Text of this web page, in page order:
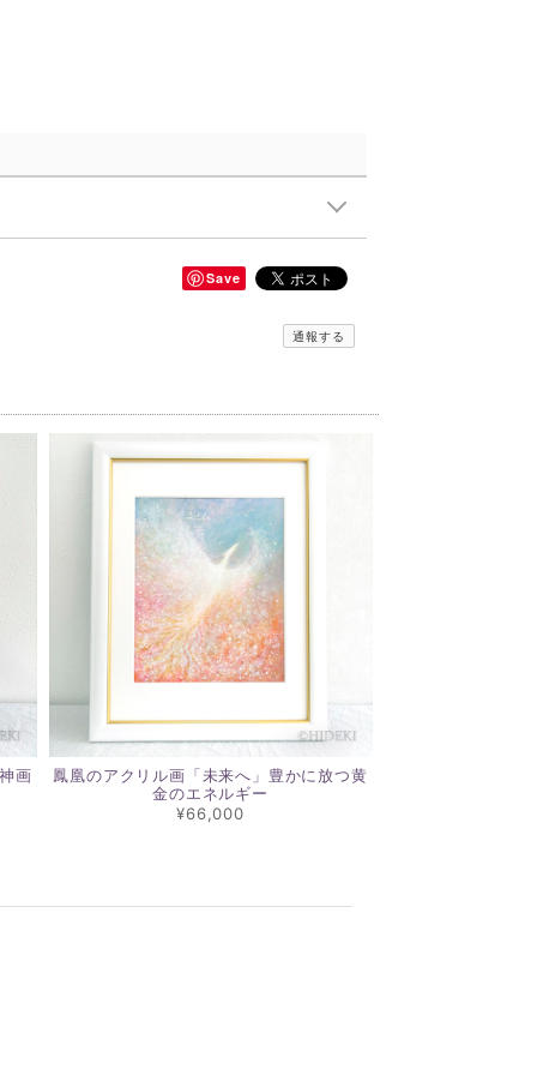
Save
通報する
画
鳳凰のアクリル画「未来へ」豊かに放つ黄
金のエネルギー
¥66,000